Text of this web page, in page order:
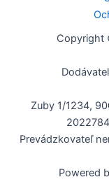
Copyright
Zuby 1/1234,
Prevádzkovateľ
Powered